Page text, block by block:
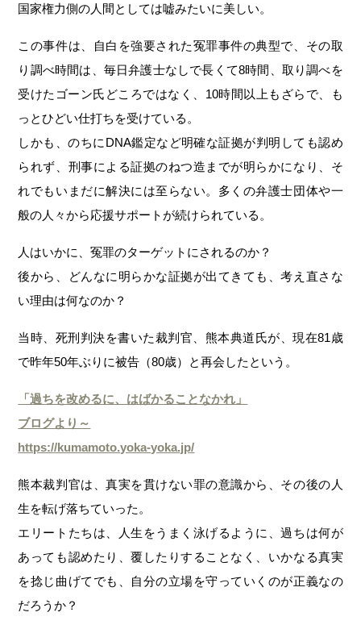
国家権力側の人間としては嘘みたいに美しい。
この事件は、自白を強要された冤罪事件の典型で、その取
り調べ時間は、毎日弁護士なしで長くて8時間、取り調べを
受けたゴーン氏どころではなく、10時間以上もざらで、も
っとひどい仕打ちを受けている。
しかも、のちにDNA鑑定など明確な証拠が判明しても認め
られず、刑事による証拠のねつ造までが明らかになり、そ
れでもいまだに解決には至らない。多くの弁護士団体や一
般の人々から応援サポートが続けられている。
人はいかに、冤罪のターゲットにされるのか？
後から、どんなに明らかな証拠が出てきても、考え直さな
い理由は何なのか？
当時、死刑判決を書いた裁判官、熊本典道氏が、現在81歳
で昨年50年ぶりに被告（80歳）と再会したという。
「過ちを改めるに、はばかることなかれ」
ブログより～
https://kumamoto.yoka-yoka.jp/
熊本裁判官は、真実を貫けない罪の意識から、その後の人
生を転げ落ちていった。
エリートたちは、人生をうまく泳げるように、過ちは何が
あっても認めたり、覆したりすることなく、いかなる真実
を捻じ曲げてでも、自分の立場を守っていくのが正義なの
だろうか？